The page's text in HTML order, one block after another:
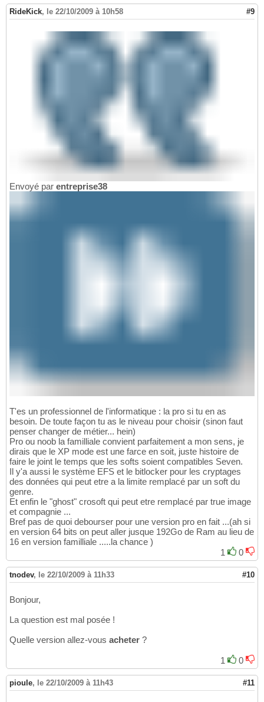
RideKick, le 22/10/2009 à 10h58 #9
Envoyé par entreprise38
T'es un professionnel de l'informatique : la pro si tu en as
besoin. De toute façon tu as le niveau pour choisir (sinon faut
penser changer de métier... hein)
Pro ou noob la familliale convient parfaitement a mon sens, je
dirais que le XP mode est une farce en soit, juste histoire de
faire le joint le temps que les softs soient compatibles Seven.
Il y'a aussi le système EFS et le bitlocker pour les cryptages
des données qui peut etre a la limite remplacé par un soft du
genre.
Et enfin le "ghost" crosoft qui peut etre remplacé par true image
et compagnie ...
Bref pas de quoi debourser pour une version pro en fait ...(ah si
en version 64 bits on peut aller jusque 192Go de Ram au lieu de
16 en version familliale .....la chance )
1
0
tnodev, le 22/10/2009 à 11h33 #10
Bonjour,
La question est mal posée !
Quelle version allez-vous acheter ?
1 0
pioule, le 22/10/2009 à 11h43 #11